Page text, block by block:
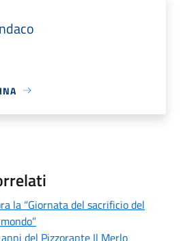
la “Giornata del sacrificio del
del Pizzorante Il Merlo